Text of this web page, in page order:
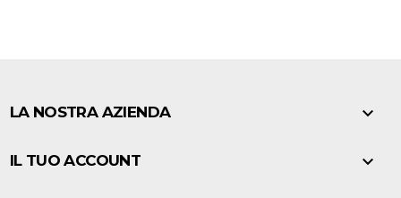
LA NOSTRA AZIENDA 
IL TUO ACCOUNT 